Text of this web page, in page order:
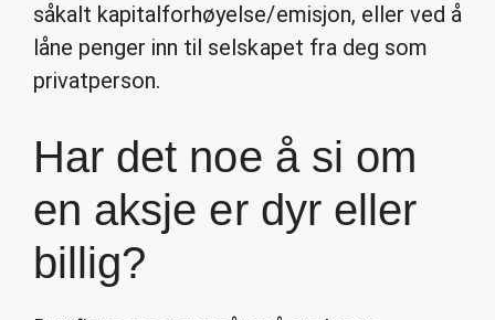
såkalt kapitalforhøyelse/emisjon, eller ved å
låne penger inn til selskapet fra deg som
privatperson.
Har det noe å si om
en aksje er dyr eller
billig?